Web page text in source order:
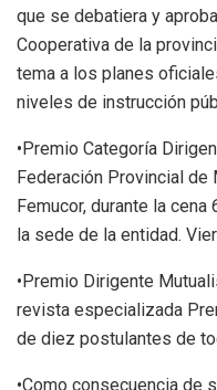
que se debatiera y
Cooperativa de la
tema a los planes
niveles de instrucción
•Premio Categoría
Federación Provincial de
Femucor, durante la
la sede de la entidad.
•Premio Dirigente
revista especializada
de diez postulantes de
•Como consecuencia de